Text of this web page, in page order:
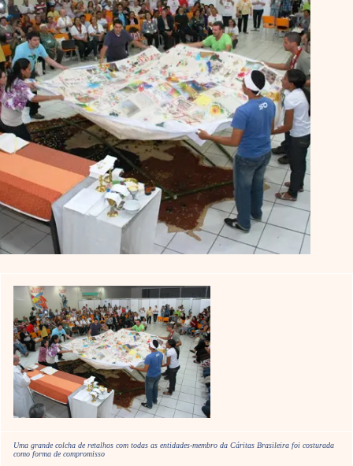
Uma grande colcha de retalhos com todas as entidades-membro da Cáritas Brasileira foi costurada
como forma de compromisso